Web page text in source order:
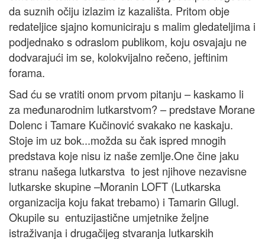
da suznih očiju izlazim iz kazališta. Pritom obje
redateljice sjajno komuniciraju s malim gledateljima i
podjednako s odraslom publikom, koju osvajaju ne
dodvarajući im se, kolokvijalno rečeno, jeftinim
forama.
Sad ću se vratiti onom prvom pitanju – kaskamo li
za međunarodnim lutkarstvom? – predstave Morane
Dolenc i Tamare Kučinović svakako ne kaskaju.
Stoje im uz bok...možda su čak ispred mnogih
predstava koje nisu iz naše zemlje.One čine jaku
stranu našega lutkarstva to jest njihove nezavisne
lutkarske skupine –Moranin LOFT (Lutkarska
organizacija koju fakat trebamo) i Tamarin Gllugl.
Okupile su entuzijastične umjetnike željne
istraživanja i drugačijeg stvaranja lutkarskih